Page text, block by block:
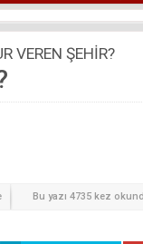
VEREN ŞEHİR?
Bu yazı 4735 kez